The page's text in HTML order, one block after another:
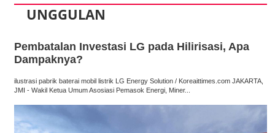
UNGGULAN
Pembatalan Investasi LG pada Hilirisasi, Apa
Dampaknya?
ilustrasi pabrik baterai mobil listrik LG Energy Solution / Koreaittimes.com JAKARTA,
JMI - Wakil Ketua Umum Asosiasi Pemasok Energi, Miner...